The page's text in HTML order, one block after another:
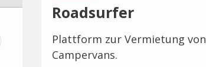
Roadsurfer
Plattform zur Vermietung von
Campervans.